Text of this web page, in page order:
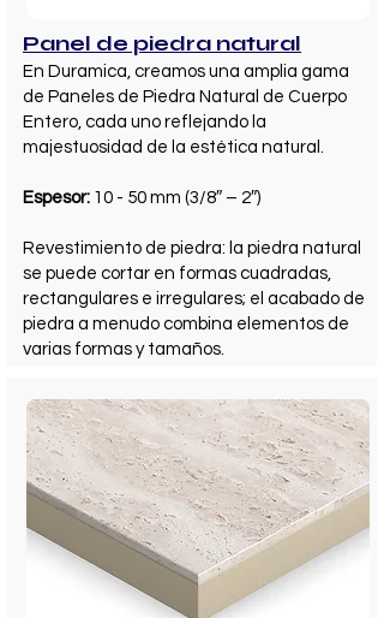
Panel de piedra natural
En Duramica, creamos una amplia gama
de Paneles de Piedra Natural de Cuerpo
Entero, cada uno reflejando la
majestuosidad de la estética natural.
Espesor: 10 - 50 mm (3/8″ – 2″)
Revestimiento de piedra: la piedra natural
se puede cortar en formas cuadradas,
rectangulares e irregulares; el acabado de
piedra a menudo combina elementos de
varias formas y tamaños.